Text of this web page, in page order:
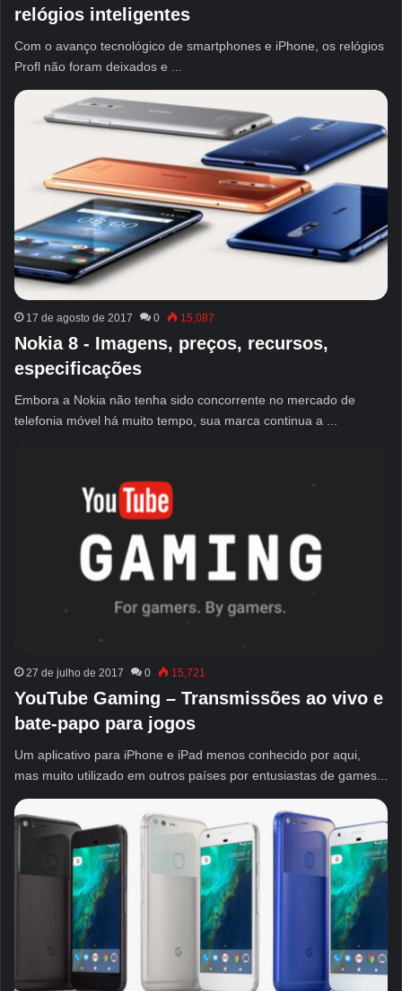
relógios inteligentes
Com o avanço tecnológico de smartphones e iPhone, os relógios
Profl não foram deixados e ...
17 de agosto de 2017 0 15,087
Nokia 8 - Imagens, preços, recursos,
especificações
Embora a Nokia não tenha sido concorrente no mercado de
telefonia móvel há muito tempo, sua marca continua a ...
27 de julho de 2017 0 15,721
YouTube Gaming – Transmissões ao vivo e
bate-papo para jogos
Um aplicativo para iPhone e iPad menos conhecido por aqui,
mas muito utilizado em outros países por entusiastas de games...